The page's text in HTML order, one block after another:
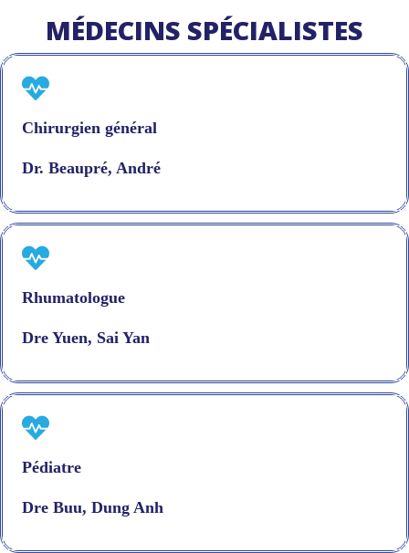
MÉDECINS SPÉCIALISTES
Chirurgien général
Dr. Beaupré, André
Rhumatologue
Dre Yuen, Sai Yan
Pédiatre
Dre Buu, Dung Anh